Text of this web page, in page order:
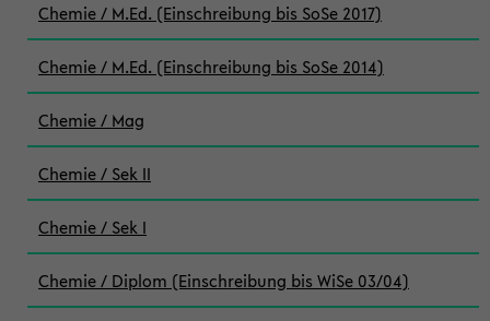
Chemie / M.Ed. (Einschreibung bis SoSe 2017)
Chemie / M.Ed. (Einschreibung bis SoSe 2014)
Chemie / Mag
Chemie / Sek II
Chemie / Sek I
Chemie / Diplom (Einschreibung bis WiSe 03/04)